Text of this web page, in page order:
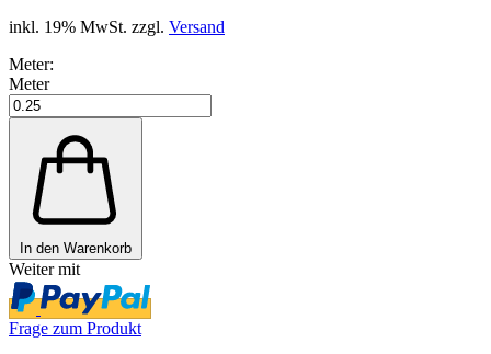
inkl. 19% MwSt. zzgl. Versand
Meter:
Meter
In den Warenkorb
Weiter mit
Frage zum Produkt